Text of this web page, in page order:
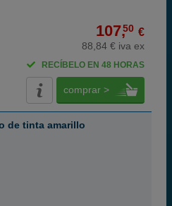
107,50 €
88,84 € iva ex
RECÍBELO EN 48 HORAS
comprar >
de tinta amarillo